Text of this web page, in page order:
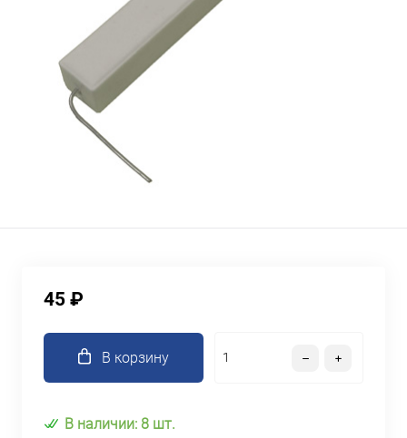
45 ₽
В корзину
В наличии: 8 шт.